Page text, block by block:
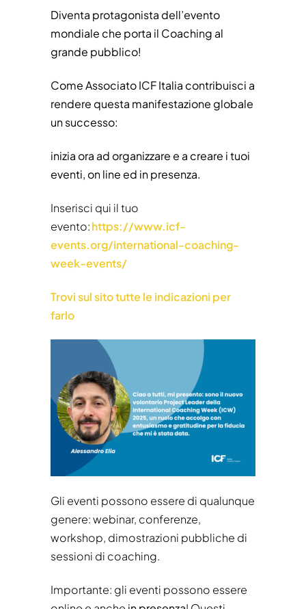
Diventa protagonista dell’evento
mondiale che porta il Coaching al
grande pubblico!
Come Associato ICF Italia contribuisci a
rendere questa manifestazione globale
un successo:
inizia ora ad organizzare e a creare i tuoi
eventi, on line ed in presenza.
Inserisci qui il tuo
evento:https://www.icf-
events.org/international-coaching-
week-events/
Trovi sul sito tutte le indicazioni per
farlo
Gli eventi possono essere di qualunque
genere: webinar, conferenze,
workshop, dimostrazioni pubbliche di
sessioni di coaching.
Importante: gli eventi possono essere